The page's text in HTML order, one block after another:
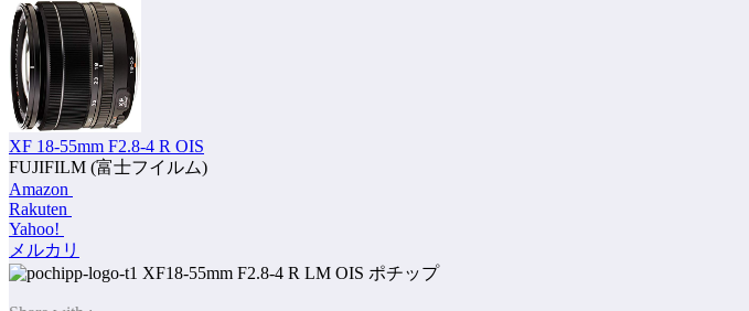
XF 18-55mm F2.8-4 R OIS
FUJIFILM (富士フイルム)
Amazon
Rakuten
Yahoo!
メルカリ
ポチップ